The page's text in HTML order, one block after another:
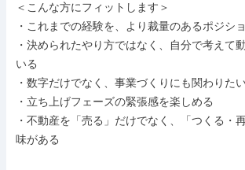
＜こんな方にフィットします＞
・これまでの経験を、より裁量のあるポジシ
・決められたやり方ではなく、自分で考えて
いる
・数字だけでなく、事業づくりにも関わりた
・立ち上げフェーズの緊張感を楽しめる
・不動産を「売る」だけでなく、「つくる・
味がある